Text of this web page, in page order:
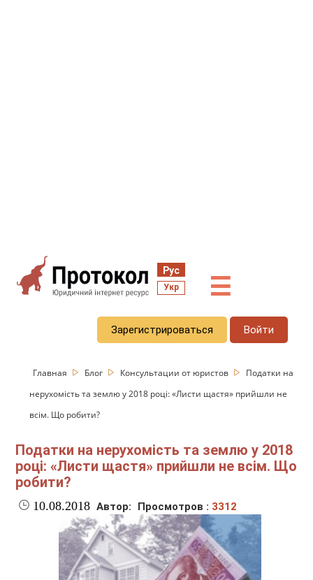
Рус
Укр ☰
Зарегистрироваться Войти
Главная Блог Консультации от юристов
Податки на
нерухомість та землю у 2018 році: «Листи щастя» прийшли не
всім. Що робити?
Податки на нерухомість та землю у 2018
році: «Листи щастя» прийшли не всім. Що
робити?
10.08.2018 Автор: Просмотров : 3312